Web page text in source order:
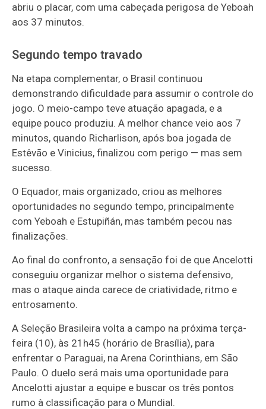
abriu o placar, com uma cabeçada perigosa de Yeboah
aos 37 minutos.
Segundo tempo travado
Na etapa complementar, o Brasil continuou
demonstrando dificuldade para assumir o controle do
jogo. O meio-campo teve atuação apagada, e a
equipe pouco produziu. A melhor chance veio aos 7
minutos, quando Richarlison, após boa jogada de
Estêvão e Vinicius, finalizou com perigo — mas sem
sucesso.
O Equador, mais organizado, criou as melhores
oportunidades no segundo tempo, principalmente
com Yeboah e Estupiñán, mas também pecou nas
finalizações.
Ao final do confronto, a sensação foi de que Ancelotti
conseguiu organizar melhor o sistema defensivo,
mas o ataque ainda carece de criatividade, ritmo e
entrosamento.
A Seleção Brasileira volta a campo na próxima terça-
feira (10), às 21h45 (horário de Brasília), para
enfrentar o Paraguai, na Arena Corinthians, em São
Paulo. O duelo será mais uma oportunidade para
Ancelotti ajustar a equipe e buscar os três pontos
rumo à classificação para o Mundial.